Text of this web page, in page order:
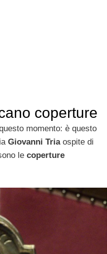
coperture
momento: è questo
Giovanni Triaospite di
le coperture